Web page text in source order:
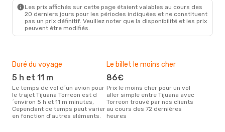
Les prix affichés sur cette page étaient valables au cours des
20 derniers jours pour les périodes indiquées et ne constituent
pas un prix définitif. Veuillez noter que la disponibilité et les prix
peuvent être modifiés.
Duré du voyage
5 h et 11 m
Le temps de vol d´un avion pour
le trajet Tijuana Torreon est d
´environ 5 h et 11 m minutes,
Cependant ce temps peut varier
en fonction d'autres eléments.
Le billet le moins cher
86€
Prix le moins cher pour un vol
aller simple entre Tijuana avec
Torreon trouvé par nos clients
au cours des 72 dernières
heures